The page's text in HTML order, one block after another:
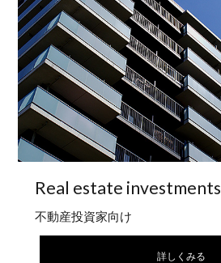
Real estate investments
不動産投資家向け
詳しくみる